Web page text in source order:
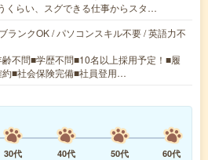
くらい、スグできる仕事からスタ…
ランクOK / パソコンスキル不要 / 英語力不
不問■学歴不問■10名以上採用予定！■履
約■社会保険完備■社員登用…
30代 40代 50代
60代